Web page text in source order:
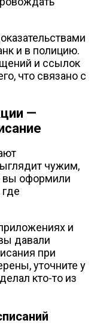
и в полицию.
и ссылок
что связано с
—
чужим,
вы оформили
и
давали
при
уточните у
кто-то из